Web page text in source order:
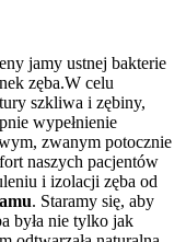
jamy ustnej bakterie
zęba.W celu
szkliwa i zębiny,
wypełnienie
zwanym potocznie
naszych pacjentów
i izolacji zęba od
. Staramy się, aby
była nie tylko jak